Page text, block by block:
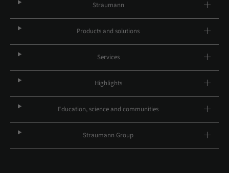
Straumann
Products and solutions
Services
Highlights
Education, science and communities
Straumann Group